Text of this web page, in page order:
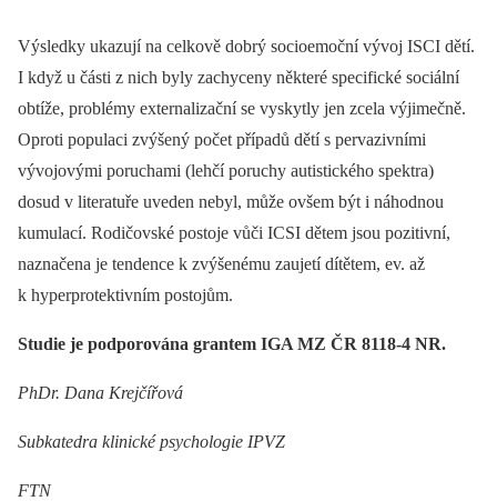
Výsledky ukazují na celkově dobrý socioemoční vývoj ISCI dětí.
I když u části z nich byly zachyceny některé specifické sociální
obtíže, problémy externalizační se vyskytly jen zcela výjimečně.
Oproti populaci zvýšený počet případů dětí s pervazivními
vývojovými poruchami (lehčí poruchy autistického spektra)
dosud v literatuře uveden nebyl, může ovšem být i náhodnou
kumulací. Rodičovské postoje vůči ICSI dětem jsou pozitivní,
naznačena je tendence k zvýšenému zaujetí dítětem, ev. až
k hyperprotektivním postojům.
Studie je podporována grantem IGA MZ ČR 8118-4 NR.
PhDr. Dana Krejčířová
Subkatedra klinické psychologie IPVZ
FTN